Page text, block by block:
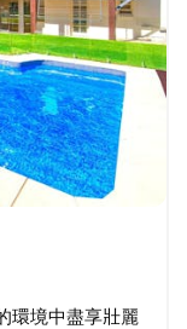
環境中盡享壯麗